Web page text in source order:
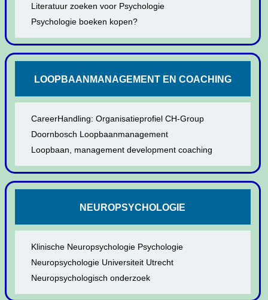
Literatuur zoeken voor Psychologie
Psychologie boeken kopen?
LOOPBAANMANAGEMENT EN COACHING
CareerHandling: Organisatieprofiel CH-Group
Doornbosch Loopbaanmanagement
Loopbaan, management development coaching
NEUROPSYCHOLOGIE
Klinische Neuropsychologie Psychologie
Neuropsychologie Universiteit Utrecht
Neuropsychologisch onderzoek